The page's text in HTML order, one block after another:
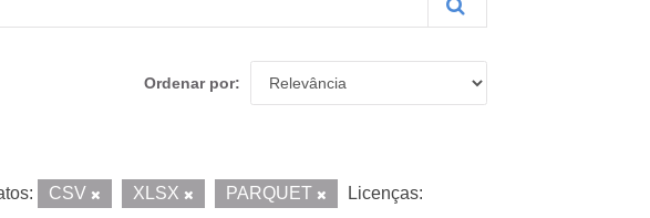
Ordenar por
CSV XLSX PARQUET
Licenças: